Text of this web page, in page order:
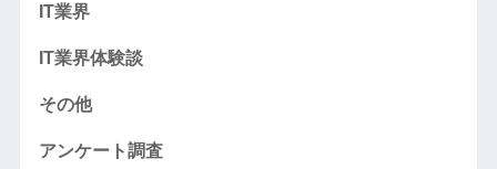
IT業界
IT業界体験談
その他
アンケート調査